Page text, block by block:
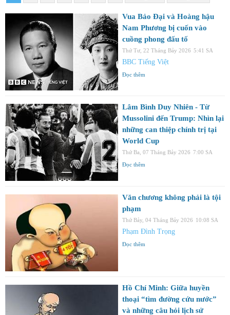
Vua Bảo Đại và Hoàng hậu
Nam Phương bị cuốn vào
cuồng phong đấu tố
Thứ Tư, 22 Tháng Bảy 2026 5:41 SA
BBC Tiếng Việt
Đọc thêm
Lâm Bình Duy Nhiên - Từ
Mussolini đến Trump: Nhìn lại
những can thiệp chính trị tại
World Cup
Thứ Ba, 07 Tháng Bảy 2026 7:00 SA
Đọc thêm
Văn chương không phải là tội
phạm
Thứ Bảy, 04 Tháng Bảy 2026 10:08 SA
Phạm Đình Trọng
Đọc thêm
Hồ Chí Minh: Giữa huyền
thoại “tìm đường cứu nước”
và những câu hỏi lịch sử